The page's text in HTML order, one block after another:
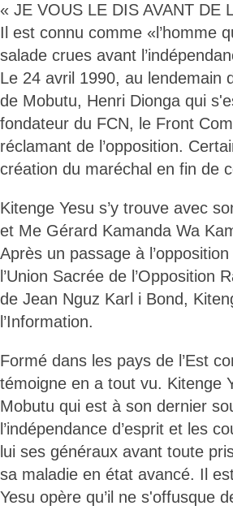
« JE VOUS LE DIS AVANT DE
Il est connu comme «l’homme
salade crues avant
Le 24 avril 1990, au lendemain
de Mobutu, Henri Dionga qui
fondateur du FCN, le Front
réclamant de l’opposition.
création du maréchal en fin de
Kitenge Yesu s’y trouve avec
et Me Gérard Kamanda Wa
Après un passage à
l’Union Sacrée de l’Opposition
de Jean Nguz Karl i Bond,
l’Information.
Formé dans les pays de l’Est
témoigne en a tout vu. Kitenge
Mobutu qui est à son dernier
l’indépendance d’esprit et les
lui ses généraux avant toute
sa maladie en état avancé. Il
Yesu opère qu’il ne s'offusque